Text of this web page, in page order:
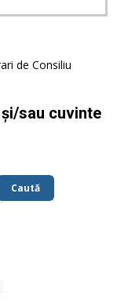
de Consiliu
sau cuvinte
Caută